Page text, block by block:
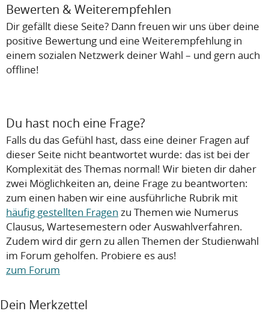
Bewerten & Weiterempfehlen
Dir gefällt diese Seite? Dann freuen wir uns über deine
positive Bewertung und eine Weiterempfehlung in
einem sozialen Netzwerk deiner Wahl – und gern auch
offline!
Du hast noch eine Frage?
Falls du das Gefühl hast, dass eine deiner Fragen auf
dieser Seite nicht beantwortet wurde: das ist bei der
Komplexität des Themas normal! Wir bieten dir daher
zwei Möglichkeiten an, deine Frage zu beantworten:
zum einen haben wir eine ausführliche Rubrik mit
häufig gestellten Fragen zu Themen wie Numerus
Clausus, Wartesemestern oder Auswahlverfahren.
Zudem wird dir gern zu allen Themen der Studienwahl
im Forum geholfen. Probiere es aus!
zum Forum
Dein Merkzettel